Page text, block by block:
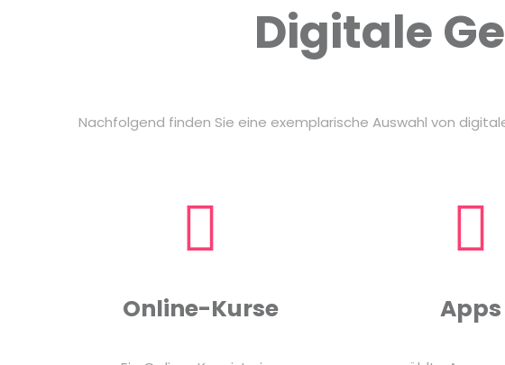
Digitale
Nachfolgend finden Sie eine exemplarische Auswahl von
Online-Kurse Apps